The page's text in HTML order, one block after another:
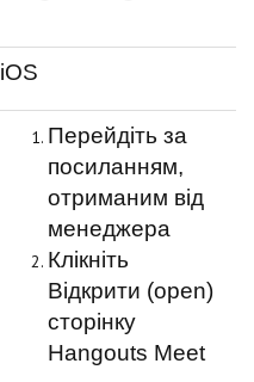
iOS
Перейдіть за
посиланням,
отриманим від
менеджера
Клікніть
Відкрити (open)
сторінку
Hangouts Meet